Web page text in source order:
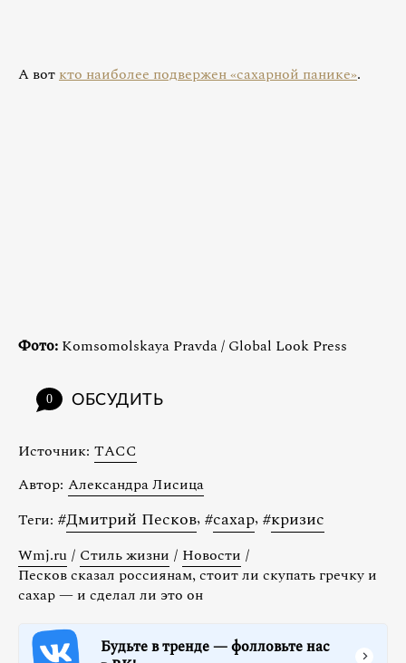
А воткто наиболее подвержен «сахарной панике».
Фото: Komsomolskaya Pravda / Global Look Press
0 ОБСУДИТЬ
Источник: ТАСС
Автор: Александра Лисица
Теги: #Дмитрий Песков, #сахар, #кризис
Wmj.ru / Стиль жизни / Новости /
Песков сказал россиянам, стоит ли скупать гречку и
сахар — и сделал ли это он
Будьте в тренде — фолловьте нас